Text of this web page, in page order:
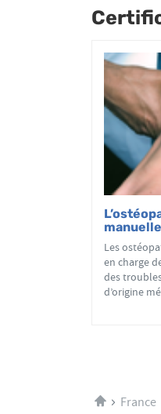
pour
manuelle
Les
en charge
des
d’origine
AccueilFrance